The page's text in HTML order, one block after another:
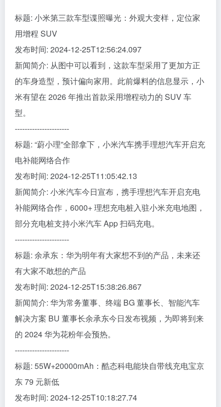
标题: 小米第三款车型谍照曝光：外观大变样，定位家
用增程 SUV
发布时间: 2024-12-25T12:56:24.097
新闻简介: 从图中可以看到，这款车型采用了更加方正
的车身造型，预计偏向家用。此前爆料的信息显示，小
米有望在 2026 年推出首款采用增程动力的 SUV 车
型。
----------------------
标题: “蔚小理”全部拿下，小米汽车携手理想汽车开启充
电补能网络合作
发布时间: 2024-12-25T11:05:42.13
新闻简介: 小米汽车今日宣布，携手理想汽车开启充电
补能网络合作，6000+ 理想充电桩入驻小米充电地图，
部分充电桩支持小米汽车 App 扫码充电。
----------------------
标题: 余承东：华为明年有大家想不到的产品，未来还
有大家不敢想的产品
发布时间: 2024-12-25T15:38:26.867
新闻简介: 华为常务董事、终端 BG 董事长、智能汽车
解决方案 BU 董事长余承东今日发布视频，为即将到来
的 2024 华为花粉年会预热。
----------------------
标题: 55W+20000mAh：酷态科电能块自带线充电宝京
东 79 元新低
发布时间: 2024-12-25T10:18:27.74